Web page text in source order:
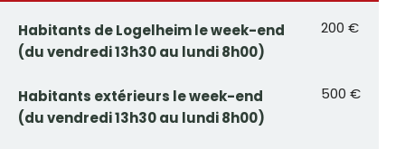
Habitants de Logelheim le week-end
(du vendredi 13h30 au lundi 8h00)
200 €
Habitants extérieurs le week-end
(du vendredi 13h30 au lundi 8h00)
500 €